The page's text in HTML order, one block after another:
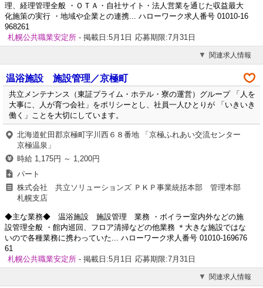
理、経理管理全般 ・ＯＴＡ・自社サイト・法人営業を通じた収益最大
化施策の実行 ・地域や企業との連携... ハローワーク求人番号 01010-16
968261
札幌公共職業安定所 - 掲載日:5月1日 応募期限:7月31日
関連求人情報
温浴施設 施設管理／京極町
共立メンテナンス（東証プライム・ホテル・寮の運営）グループ 「人を
大事に、人が育つ会社」をポリシーとし、社員一人ひとりが 「いきいき
働く」ことを大切にしています。
北海道虻田郡京極町字川西６８番地 「京極ふれあい交流センター
京極温泉」
時給 1,175円 ～ 1,200円
パート
株式会社 共立ソリューションズ ＰＫＰ事業統括本部 管理本部
札幌支店
◆主な業務◆ 温浴施設 施設管理 業務 ・ボイラー室内外などの施
設管理全般 ・館内巡回、フロア清掃などの他業務 ＊大きな施設ではな
いので各種業務に携わっていた... ハローワーク求人番号 01010-169676
61
札幌公共職業安定所 - 掲載日:5月1日 応募期限:7月31日
関連求人情報